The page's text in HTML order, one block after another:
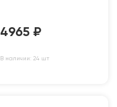
4965 ₽
В наличии: 24 шт